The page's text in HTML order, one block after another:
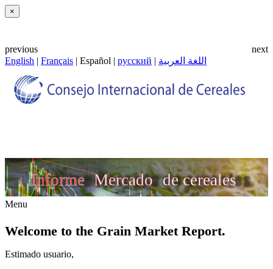
×
previous
next
English | Français | Español | русский | اللغة العربية
Menu
Welcome to the Grain Market Report.
Estimado usuario,